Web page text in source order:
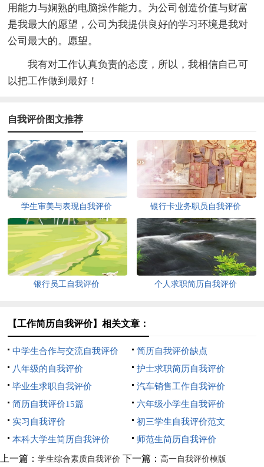
用能力与娴熟的电脑操作能力。为公司创造价值与财富
是我最大的愿望，公司为我提供良好的学习环境是我对
公司最大的。愿望。
我有对工作认真负责的态度，所以，我相信自己可
以把工作做到最好！
自我评价图文推荐
学生审美与表现自我评价 银行卡业务职员自我评价
银行员工自我评价 个人求职简历自我评价
【工作简历自我评价】相关文章：
中学生合作与交流自我评价
简历自我评价缺点
八年级的自我评价
护士求职简历自我评价
毕业生求职自我评价
汽车销售工作自我评价
简历自我评价15篇
六年级小学生自我评价
实习自我评价
初三学生自我评价范文
本科大学生简历自我评价
师范生简历自我评价
上一篇： 学生综合素质自我评价 下一篇： 高一自我评价模版